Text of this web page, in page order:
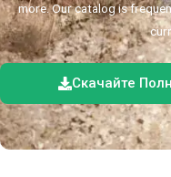
more. Our catalog is
Скачайте